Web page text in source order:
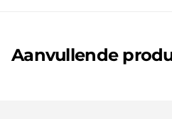
Aanvullende